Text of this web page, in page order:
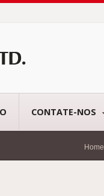
CONTATE-NOS
Home